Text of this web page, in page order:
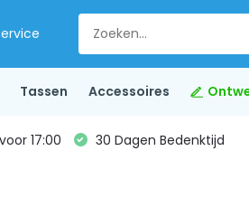
Tassen Accessoires
17:00
30 Dagen Bedenktijd